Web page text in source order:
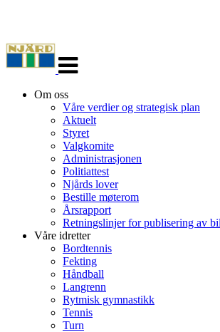
navigasjon
Om oss
Våre verdier og strategisk plan
Aktuelt
Styret
Valgkomite
Administrasjonen
Politiattest
Njårds lover
Bestille møterom
Årsrapport
Retningslinjer for publisering av
Våre idretter
Bordtennis
Fekting
Håndball
Langrenn
Rytmisk gymnastikk
Tennis
Turn